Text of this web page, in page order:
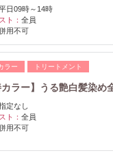
日09時～14時
ト： 全員
用不可
ラー トリートメント
カラー】うる艶白髪染
定なし
ト： 全員
用不可